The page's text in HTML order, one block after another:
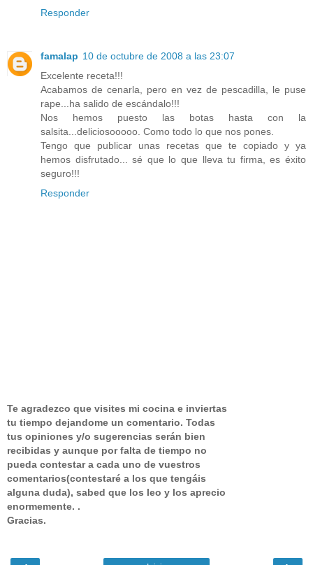
Responder
famalap 10 de octubre de 2008 a las 23:07
Excelente receta!!!
Acabamos de cenarla, pero en vez de pescadilla, le puse
rape...ha salido de escándalo!!!
Nos hemos puesto las botas hasta con la
salsita...deliciosooooo. Como todo lo que nos pones.
Tengo que publicar unas recetas que te copiado y ya
hemos disfrutado... sé que lo que lleva tu firma, es éxito
seguro!!!
Responder
Te agradezco que visites mi cocina e inviertas
tu tiempo dejandome un comentario. Todas
tus opiniones y/o sugerencias serán bien
recibidas y aunque por falta de tiempo no
pueda contestar a cada uno de vuestros
comentarios(contestaré a los que tengáis
alguna duda), sabed que los leo y los aprecio
enormemente. .
Gracias.